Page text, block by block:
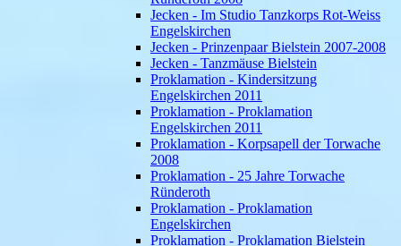
Jecken - Im Studio Tanzkorps Rot-Weiss
Engelskirchen
Jecken - Prinzenpaar Bielstein 2007-2008
Jecken - Tanzmäuse Bielstein
Proklamation - Kindersitzung
Engelskirchen 2011
Proklamation - Proklamation
Engelskirchen 2011
Proklamation - Korpsapell der Torwache
2008
Proklamation - 25 Jahre Torwache
Ründeroth
Proklamation - Proklamation
Engelskirchen
Proklamation - Proklamation Bielstein